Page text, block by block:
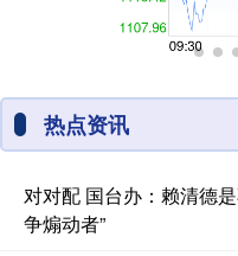
热点资讯
对对配 国台办：赖清德
争煽动者”